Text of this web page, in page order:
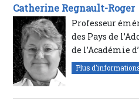
Catherine Regnault-Roger
Professeur
des Pays de
de l’Académie
Plus